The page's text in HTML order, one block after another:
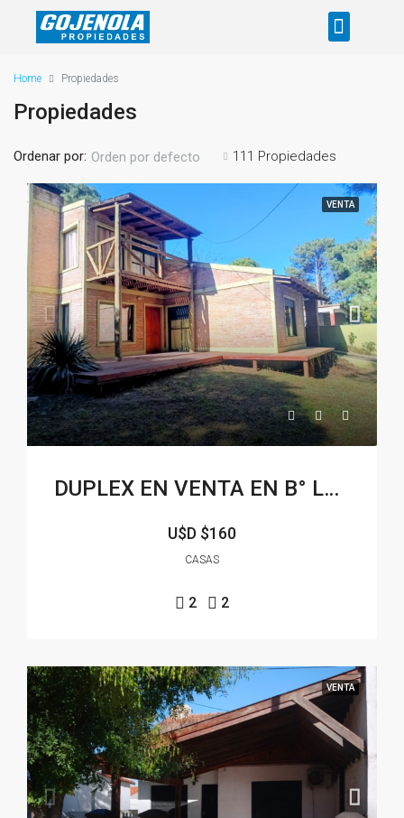
Home Propiedades
Propiedades
111 Propiedades
Ordenar por: Orden por defecto
VENTA
DUPLEX EN VENTA EN B° LAS DUNAS
U$D $160
CASAS
2 2
VENTA